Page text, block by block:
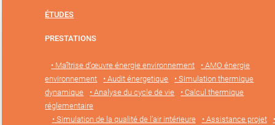
ÉTUDES
PRESTATIONS
• Maîtrise d’œuvre énergie environnement
• AMO énergie
environnement
• Audit énergetique
• Simulation thermique
dynamique
• Analyse du cycle de vie
• Calcul thermique
réglementaire
• Simulation de la qualité de l’air intérieure
• Assistance projet
•